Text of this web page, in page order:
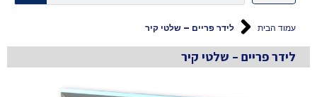
עמוד הבית לידר פריים – שלטי קיר
לידר פריים – שלטי קיר